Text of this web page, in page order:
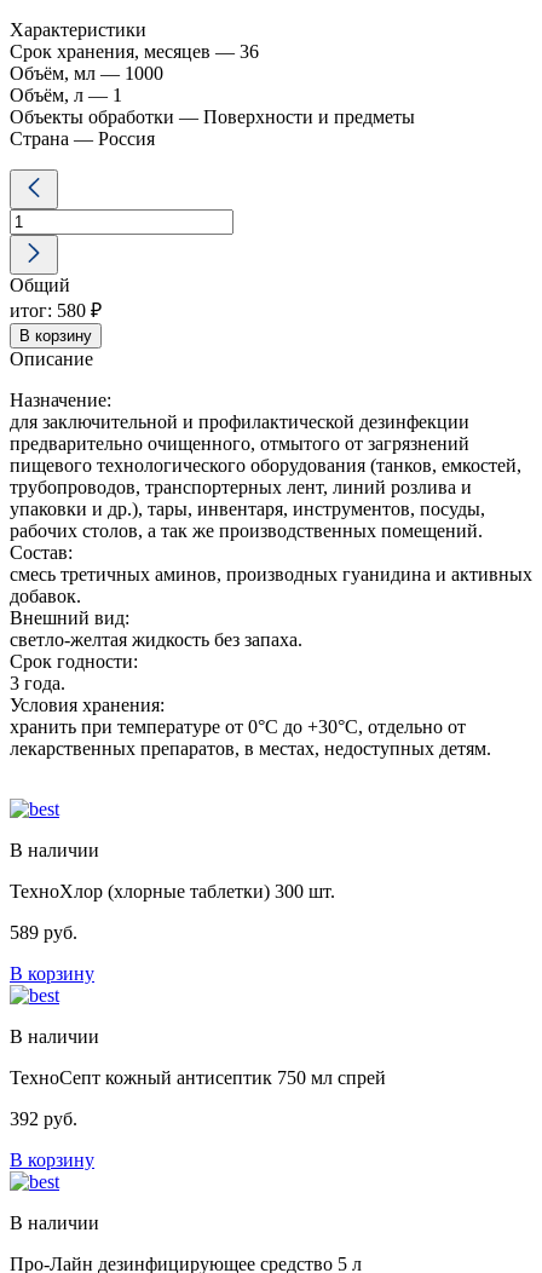
Характеристики
Срок хранения, месяцев — 36
Объём, мл — 1000
Объём, л — 1
Объекты обработки — Поверхности и предметы
Страна — Россия
Количество
товара
Ультрадез
пенный
дезинфицирующее
средство
1
л
Общий
итог: 580 ₽
В корзину
Описание
Назначение:
для заключительной и профилактической дезинфекции
предварительно очищенного, отмытого от загрязнений
пищевого технологического оборудования (танков, емкостей,
трубопроводов, транспортерных лент, линий розлива и
упаковки и др.), тары, инвентаря, инструментов, посуды,
рабочих столов, а так же производственных помещений.
Состав:
смесь третичных аминов, производных гуанидина и активных
добавок.
Внешний вид:
светло-желтая жидкость без запаха.
Срок годности:
3 года.
Условия хранения:
хранить при температуре от 0°С до +30°С, отдельно от
лекарственных препаратов, в местах, недоступных детям.
В наличии
ТехноХлор (хлорные таблетки) 300 шт.
589 руб.
В корзину
В наличии
ТехноСепт кожный антисептик 750 мл спрей
392 руб.
В корзину
В наличии
Про-Лайн дезинфицирующее средство 5 л